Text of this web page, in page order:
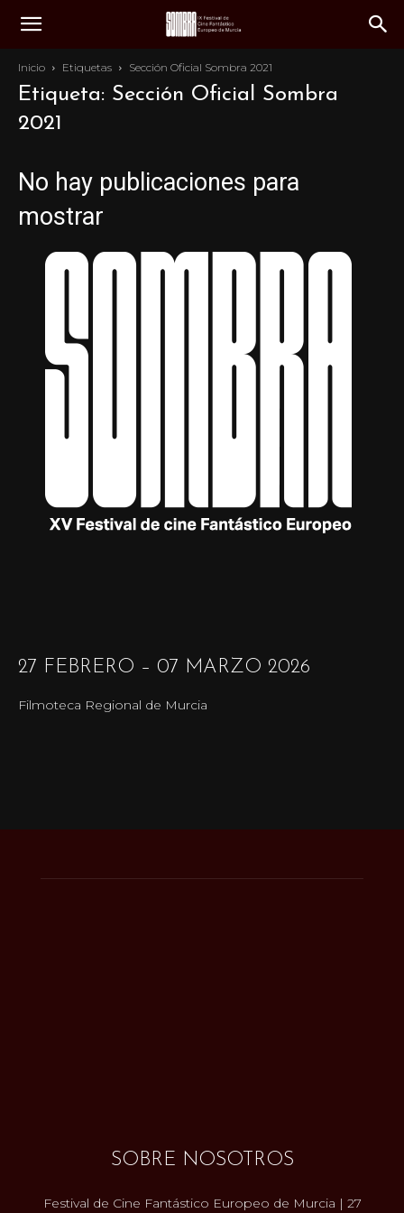
Inicio Etiquetas Sección Oficial Sombra 2021
Etiqueta: Sección Oficial Sombra
2021
No hay publicaciones para
mostrar
27 FEBRERO – 07 MARZO 2026
Filmoteca Regional de Murcia
SOBRE NOSOTROS
Festival de Cine Fantástico Europeo de Murcia | 27